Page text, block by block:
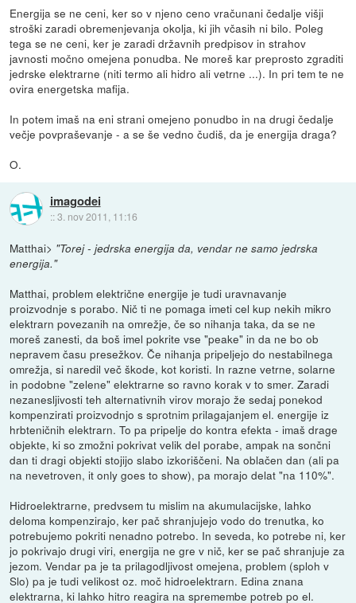
Energija se ne ceni, ker so v njeno ceno vračunani čedalje višji
stroški zaradi obremenjevanja okolja, ki jih včasih ni bilo. Poleg
tega se ne ceni, ker je zaradi državnih predpisov in strahov
javnosti močno omejena ponudba. Ne moreš kar preprosto zgraditi
jedrske elektrarne (niti termo ali hidro ali vetrne ...). In pri tem te ne
ovira energetska mafija.
In potem imaš na eni strani omejeno ponudbo in na drugi čedalje
večje povpraševanje - a se še vedno čudiš, da je energija draga?
O.
imagodei
::3. nov 2011, 11:16
Matthai> "Torej - jedrska energija da, vendar ne samo jedrska
energija."
Matthai, problem električne energije je tudi uravnavanje
proizvodnje s porabo. Nič ti ne pomaga imeti cel kup nekih mikro
elektrarn povezanih na omrežje, če so nihanja taka, da se ne
moreš zanesti, da boš imel pokrite vse "peake" in da ne bo ob
nepravem času presežkov. Če nihanja pripeljejo do nestabilnega
omrežja, si naredil več škode, kot koristi. In razne vetrne, solarne
in podobne "zelene" elektrarne so ravno korak v to smer. Zaradi
nezanesljivosti teh alternativnih virov morajo že sedaj ponekod
kompenzirati proizvodnjo s sprotnim prilagajanjem el. energije iz
hrbteničnih elektrarn. To pa pripelje do kontra efekta - imaš drage
objekte, ki so zmožni pokrivat velik del porabe, ampak na sončni
dan ti dragi objekti stojijo slabo izkoriščeni. Na oblačen dan (ali pa
na nevetroven, it only goes to show), pa morajo delat "na 110%".
Hidroelektrarne, predvsem tu mislim na akumulacijske, lahko
deloma kompenzirajo, ker pač shranjujejo vodo do trenutka, ko
potrebujemo pokriti nenadno potrebo. In seveda, ko potrebe ni, ker
jo pokrivajo drugi viri, energija ne gre v nič, ker se pač shranjuje za
jezom. Vendar pa je ta prilagodljivost omejena, problem (sploh v
Slo) pa je tudi velikost oz. moč hidroelektrarn. Edina znana
elektrarna, ki lahko hitro reagira na spremembe potreb po el.